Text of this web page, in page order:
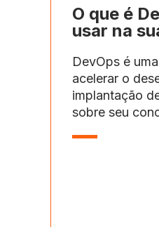
O que é
usar na
DevOps é
acelerar o
implantação
sobre seu